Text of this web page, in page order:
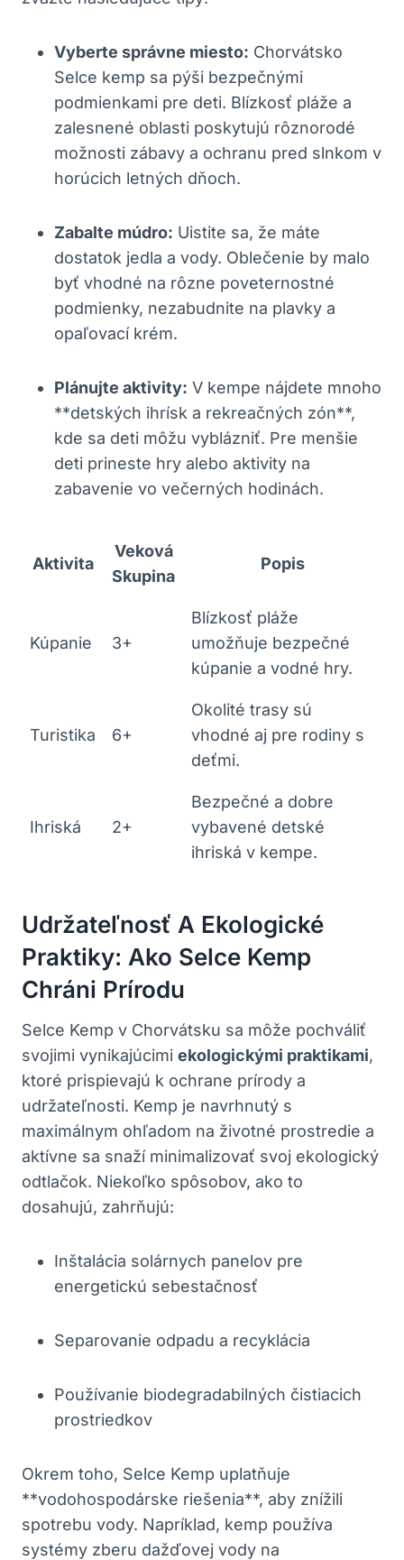
Vyberte správne miesto: Chorvátsko
Selce kemp sa pýši bezpečnými
podmienkami pre deti. Blízkosť pláže a
zalesnené oblasti poskytujú rôznorodé
možnosti zábavy a ochranu pred slnkom v
horúcich letných dňoch.
Zabalte múdro: Uistite sa, že máte
dostatok jedla a vody. Oblečenie by malo
byť vhodné na rôzne poveternostné
podmienky, nezabudnite na plavky a
opaľovací krém.
Plánujte aktivity: V kempe nájdete mnoho
**detských ihrísk a rekreačných zón**,
kde sa deti môžu vyblázniť. Pre menšie
deti prineste hry alebo aktivity na
zabavenie vo večerných hodinách.
Aktivita
Veková
Skupina
Popis
Kúpanie 3+
Blízkosť pláže
umožňuje bezpečné
kúpanie a vodné hry.
Turistika 6+
Okolité trasy sú
vhodné aj pre rodiny s
deťmi.
Ihriská 2+
Bezpečné a dobre
vybavené detské
ihriská v kempe.
Udržateľnosť A Ekologické
Praktiky: Ako Selce Kemp
Chráni Prírodu
Selce Kemp v Chorvátsku sa môže pochváliť
svojimi vynikajúcimi ekologickými praktikami,
ktoré prispievajú k ochrane prírody a
udržateľnosti. Kemp je navrhnutý s
maximálnym ohľadom na životné prostredie a
aktívne sa snaží minimalizovať svoj ekologický
odtlačok. Niekoľko spôsobov, ako to
dosahujú, zahrňujú:
Inštalácia solárnych panelov pre
energetickú sebestačnosť
Separovanie odpadu a recyklácia
Používanie biodegradabilných čistiacich
prostriedkov
Okrem toho, Selce Kemp uplatňuje
**vodohospodárske riešenia**, aby znížili
spotrebu vody. Napríklad, kemp používa
systémy zberu dažďovej vody na